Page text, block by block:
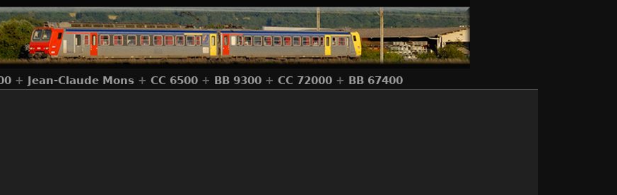
+ Jean-Claude Mons + CC 6500 + BB 9300 + CC 72000 + BB 67400